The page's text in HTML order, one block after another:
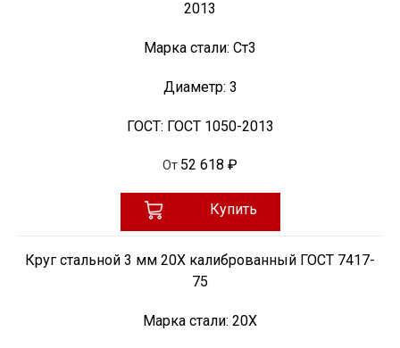
2013
Марка стали: Ст3
Диаметр: 3
ГОСТ: ГОСТ 1050-2013
От 52 618 ₽
Купить
Круг стальной 3 мм 20Х калиброванный ГОСТ 7417-
75
Марка стали: 20Х